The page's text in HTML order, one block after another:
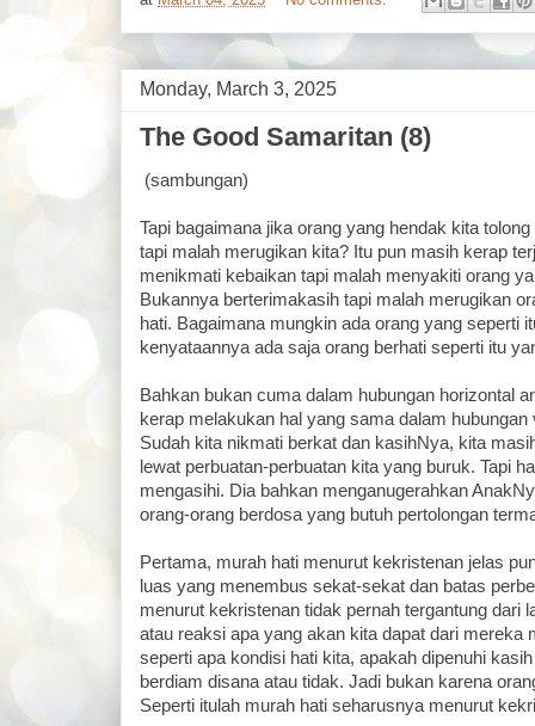
Monday, March 3, 2025
The Good Samaritan (8)
(sambungan)
Tapi bagaimana jika orang yang hendak kita
tapi malah merugikan kita? Itu pun masih kerap
menikmati kebaikan tapi malah menyakiti orang
Bukannya berterimakasih tapi malah merugikan
hati. Bagaimana mungkin ada orang yang seperti
kenyataannya ada saja orang berhati seperti itu
Bahkan bukan cuma dalam hubungan horizontal
kerap melakukan hal yang sama dalam hubungan
Sudah kita nikmati berkat dan kasihNya, kita
lewat perbuatan-perbuatan kita yang buruk. Tapi
mengasihi. Dia bahkan menganugerahkan
orang-orang berdosa yang butuh pertolongan
Pertama, murah hati menurut kekristenan jelas
luas yang menembus sekat-sekat dan batas
menurut kekristenan tidak pernah tergantung dari
atau reaksi apa yang akan kita dapat dari mereka
seperti apa kondisi hati kita, apakah dipenuhi
berdiam disana atau tidak. Jadi bukan karena
Seperti itulah murah hati seharusnya menurut